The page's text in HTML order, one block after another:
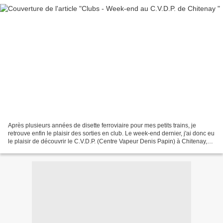
Après plusieurs années de disette ferroviaire pour mes petits trains, je
retrouve enfin le plaisir des sorties en club. Le week-end dernier, j'ai donc eu
le plaisir de découvrir le C.V.D.P. (Centre Vapeur Denis Papin) à Chitenay,